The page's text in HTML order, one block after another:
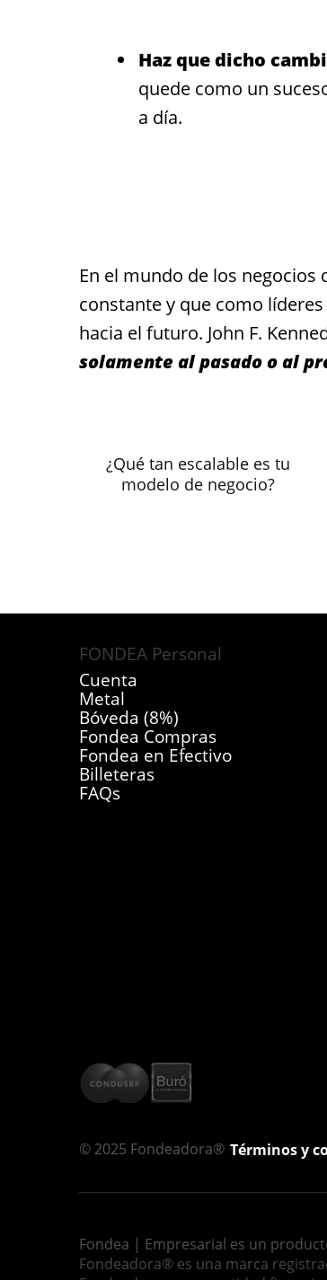
Haz que dicho
quede como un
a día.
En el mundo de los
constante y que como
hacia el futuro. John F.
solamente al pasado o al
¿Qué tan escalable es tu
modelo de negocio?
FONDEA Personal
Cuenta
Metal
Bóveda (8%)
Fondea Compras
Fondea en Efectivo
Billeteras
FAQs
© 2025 Fondeadora® Términos y
Fondea | Empresarial es un
Fondeadora® es una marca